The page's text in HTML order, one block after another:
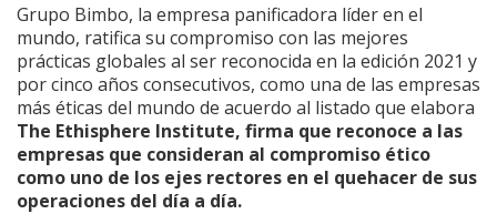
Grupo Bimbo, la empresa panificadora líder en el
mundo, ratifica su compromiso con las mejores
prácticas globales al ser reconocida en la edición 2021 y
por cinco años consecutivos, como una de las empresas
más éticas del mundo de acuerdo al listado que elabora
The Ethisphere Institute, firma que reconoce a las
empresas que consideran al compromiso ético
como uno de los ejes rectores en el quehacer de sus
operaciones del día a día.